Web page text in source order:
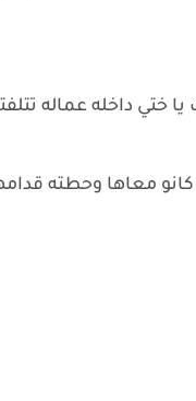
ختي داخله عماله
معاها وحطته